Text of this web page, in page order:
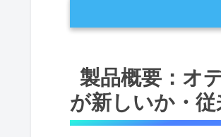
の違い）
新しさの核：
従来モデルと
製品概要：オ
が新しいか・従